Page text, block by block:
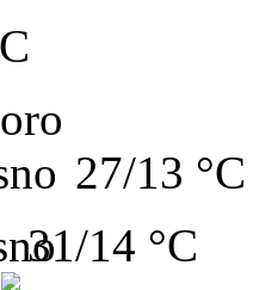
27/13 °C
31/14 °C